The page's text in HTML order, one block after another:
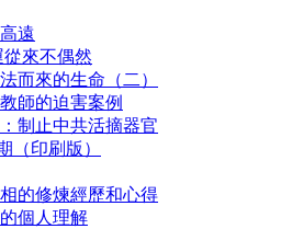
遠
來不偶然
而來的生命（二）
師的迫害案例
制止中共活摘器官
（印刷版）
的修煉經歷和心得
個人理解